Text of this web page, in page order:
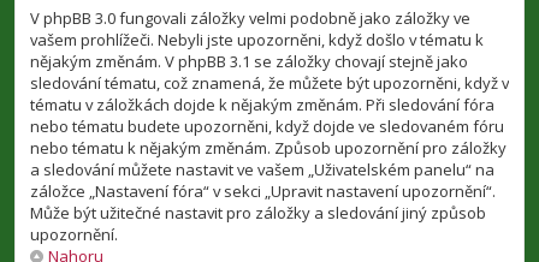
V phpBB 3.0 fungovali záložky velmi podobně jako záložky ve
vašem prohlížeči. Nebyli jste upozorněni, když došlo v tématu k
nějakým změnám. V phpBB 3.1 se záložky chovají stejně jako
sledování tématu, což znamená, že můžete být upozorněni, když v
tématu v záložkách dojde k nějakým změnám. Při sledování fóra
nebo tématu budete upozorněni, když dojde ve sledovaném fóru
nebo tématu k nějakým změnám. Způsob upozornění pro záložky
a sledování můžete nastavit ve vašem „Uživatelském panelu“ na
záložce „Nastavení fóra“ v sekci „Upravit nastavení upozornění“.
Může být užitečné nastavit pro záložky a sledování jiný způsob
upozornění.
Nahoru